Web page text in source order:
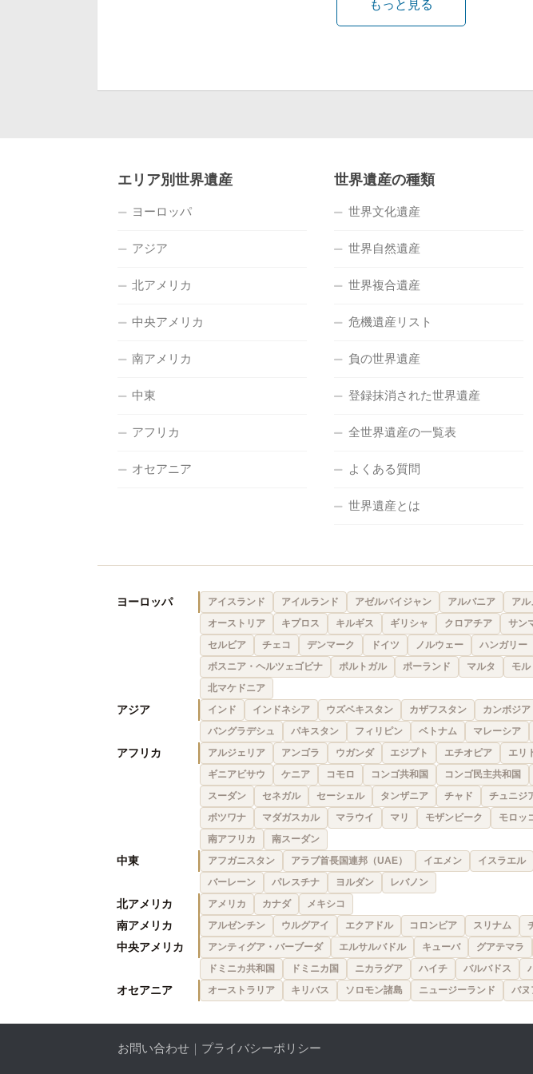
もっと見る
エリア別世界遺産
ヨーロッパ
アジア
北アメリカ
中央アメリカ
南アメリカ
中東
アフリカ
オセアニア
世界遺産の種類
世界文化遺産
世界自然遺産
世界複合遺産
危機遺産リスト
負の世界遺産
登録抹消された世界遺産
全世界遺産の一覧表
よくある質問
世界遺産とは
ヨーロッパ アイスランド アイルランド アゼルバイジャン アルバニア アル
オーストリア
キプロス キルギス ギリシャ クロアチア サン
セルビア
チェコ デンマーク ドイツ ノルウェー ハンガリー
ボスニア・ヘルツェゴビナ
ポルトガル ポーランド マルタ モル
北マケドニア
アジア インド インドネシア ウズベキスタン カザフスタン カンボジア
バングラデシュ
パキスタン フィリピン ベトナム マレーシア
アフリカ アルジェリア アンゴラ ウガンダ エジプト エチオピア エリ
ギニアビサウ
ケニア コモロ コンゴ共和国 コンゴ民主共和国
スーダン
セネガル セーシェル タンザニア チャド チュニジ
ボツワナ
マダガスカル マラウイ マリ モザンビーク モロッ
南アフリカ
南スーダン
中東 アフガニスタン アラブ首長国連邦（UAE） イエメン イスラエル
バーレーン
パレスチナ ヨルダン レバノン
北アメリカ アメリカ カナダ メキシコ
南アメリカ アルゼンチン ウルグアイ エクアドル コロンビア スリナム
中央アメリカ アンティグア・バーブーダ エルサルバドル キューバ グアテマラ
ドミニカ共和国
ドミニカ国 ニカラグア ハイチ バルバドス
オセアニア オーストラリア キリバス ソロモン諸島 ニュージーランド バヌ
お問い合わせ ｜ プライバシーポリシー